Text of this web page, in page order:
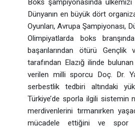
Boks şampiyonasında
Dünyanın en büyük dört
Oyunları, Avrupa Şampiyonası,
Olimpiyatlarda boks
başarılarından ötürü
tarafından Elazığ ilinde
verilen milli sporcu Doç. Dr.
serbestlik tedbiri altındaki
Türkiye’de sporla ilgili sistemin
merdivenlerini tırmanırken
mücadele ettiğini ve spor